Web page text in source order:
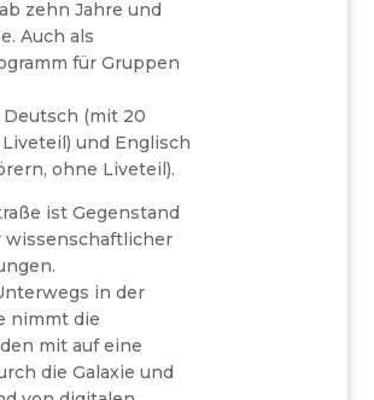
zehn Jahre und
Auch als
für Gruppen
(mit 20
und Englisch
ohne Liveteil).
ist Gegenstand
wissenschaftlicher
in der
nimmt die
mit auf eine
die Galaxie und